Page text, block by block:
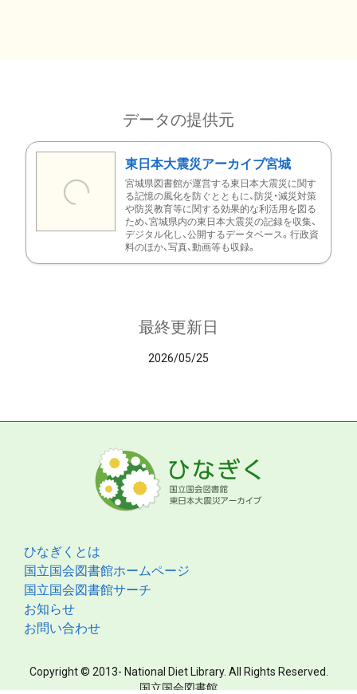
データの提供元
東日本大震災アーカイブ宮城
宮城県図書館が運営する東日本大震災に関す
る記憶の風化を防ぐとともに、防災・減災対策
や防災教育等に関する効果的な利活用を図る
ため、宮城県内の東日本大震災の記録を収集、
デジタル化し、公開するデータベース。行政資
料のほか、写真、動画等も収録。
最終更新日
2026/05/25
ひなぎくとは
国立国会図書館ホームページ
国立国会図書館サーチ
お知らせ
お問い合わせ
Copyright © 2013- National Diet Library. All Rights Reserved.